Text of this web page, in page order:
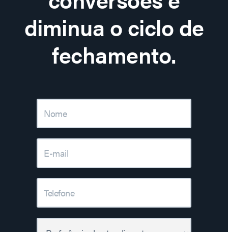
diminua o ciclo de
fechamento.